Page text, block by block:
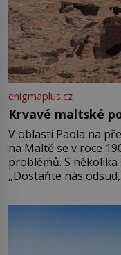
enigmaplus.cz
Krvavé maltské
V oblasti Paola na
na Maltě se v roce
problémů. S
„Dostaňte nás